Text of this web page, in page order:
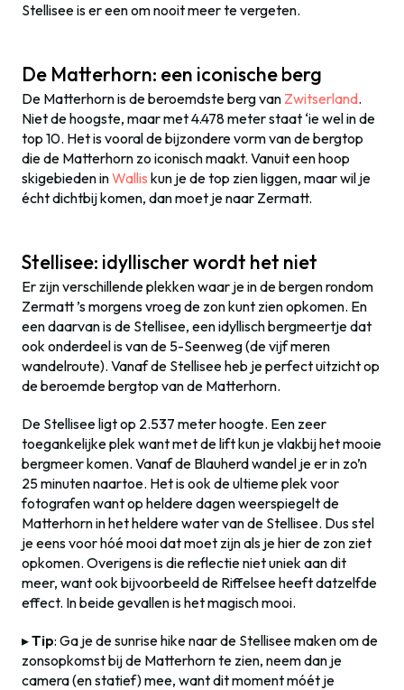
Stellisee is er een om nooit meer te vergeten.
De Matterhorn: een iconische berg
De Matterhorn is de beroemdste berg van Zwitserland.
Niet de hoogste, maar met 4.478 meter staat ‘ie wel in de
top 10. Het is vooral de bijzondere vorm van de bergtop
die de Matterhorn zo iconisch maakt. Vanuit een hoop
skigebieden inWallis kun je de top zien liggen, maar wil je
écht dichtbij komen, dan moet je naar Zermatt.
Stellisee: idyllischer wordt het niet
Er zijn verschillende plekken waar je in de bergen rondom
Zermatt ’s morgens vroeg de zon kunt zien opkomen. En
een daarvan is de Stellisee, een idyllisch bergmeertje dat
ook onderdeel is van de 5-Seenweg (de vijf meren
wandelroute). Vanaf de Stellisee heb je perfect uitzicht op
de beroemde bergtop van de Matterhorn.
De Stellisee ligt op 2.537 meter hoogte. Een zeer
toegankelijke plek want met de lift kun je vlakbij het mooie
bergmeer komen. Vanaf de Blauherd wandel je er in zo’n
25 minuten naartoe. Het is ook de ultieme plek voor
fotografen want op heldere dagen weerspiegelt de
Matterhorn in het heldere water van de Stellisee. Dus stel
je eens voor hóé mooi dat moet zijn als je hier de zon ziet
opkomen. Overigens is die reflectie niet uniek aan dit
meer, want ook bijvoorbeeld de Riffelsee heeft datzelfde
effect. In beide gevallen is het magisch mooi.
▸Tip: Ga je de sunrise hike naar de Stellisee maken om de
zonsopkomst bij de Matterhorn te zien, neem dan je
camera (en statief) mee, want dit moment móét je